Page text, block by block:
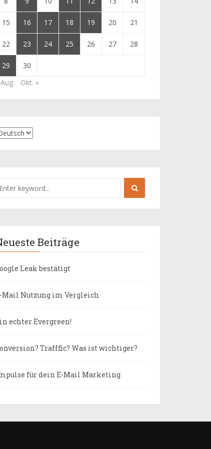
15 16 17 18 19 20 21
22 23 24 25 26 27 28
29
30
Okt. »
Beiträge
Leak bestätigt
Mail Nutzung im Vergleich
echter Evergreen!
Trafffic? Was ist wichtiger?
für dein E-Mail Marketing